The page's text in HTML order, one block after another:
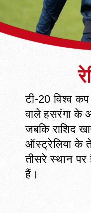
टी-20 विश्व
वाले हसरंगा के
जबकि राशिद
ऑस्ट्रेलिया के
तीसरे स्थान